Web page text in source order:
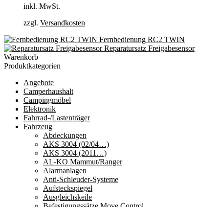
inkl. MwSt.
zzgl. Versandkosten
Fernbedienung RC2 TWIN
Reparatursatz Freigabesensor
Warenkorb
Produktkategorien
Angebote
Camperhaushalt
Campingmöbel
Elektronik
Fahrrad-/Lastenträger
Fahrzeug
Abdeckungen
AKS 3004 (02/04…)
AKS 3004 (2011…)
AL-KO Mammut/Ranger
Alarmanlagen
Anti-Schleuder-Systeme
Aufsteckspiegel
Ausgleichskeile